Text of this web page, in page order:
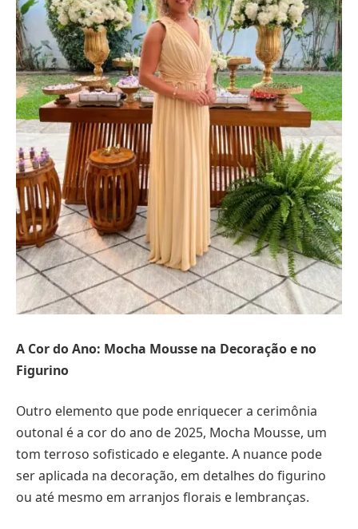
A Cor do Ano: Mocha Mousse na Decoração e no
Figurino
Outro elemento que pode enriquecer a cerimônia
outonal é a cor do ano de 2025, Mocha Mousse, um
tom terroso sofisticado e elegante. A nuance pode
ser aplicada na decoração, em detalhes do figurino
ou até mesmo em arranjos florais e lembranças.